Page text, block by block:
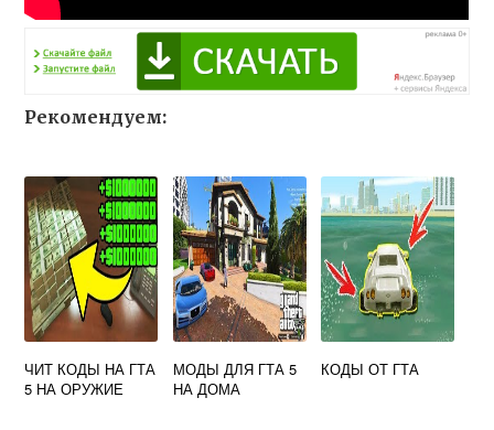
Рекомендуем:
ЧИТ КОДЫ НА ГТА
5 НА ОРУЖИЕ
МОДЫ ДЛЯ ГТА 5
НА ДОМА
КОДЫ ОТ ГТА